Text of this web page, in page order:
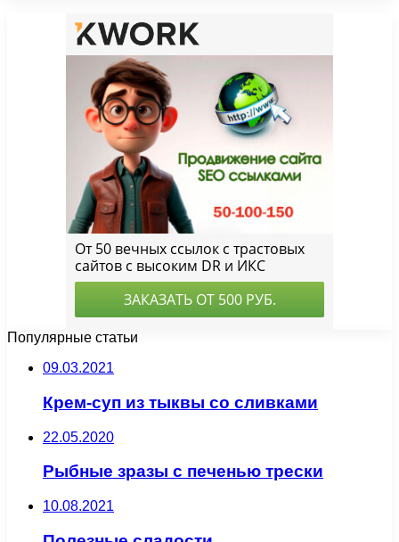
Популярные статьи
09.03.2021
Крем-суп из тыквы со сливками
22.05.2020
Рыбные зразы с печенью трески
10.08.2021